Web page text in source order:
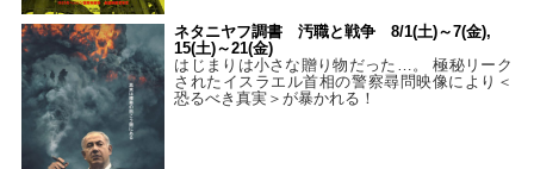
ネタニヤフ調書 汚職と戦争 8/1(土)～7(金),
15(土)～21(金)
はじまりは小さな贈り物だった…。 極秘リーク
されたイスラエル首相の警察尋問映像により＜
恐るべき真実＞が暴かれる！